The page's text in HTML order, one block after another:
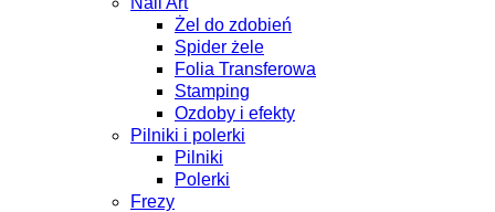
Żel do zdobień
Spider żele
Folia Transferowa
Stamping
Ozdoby i efekty
Pilniki i polerki
Pilniki
Polerki
Frezy